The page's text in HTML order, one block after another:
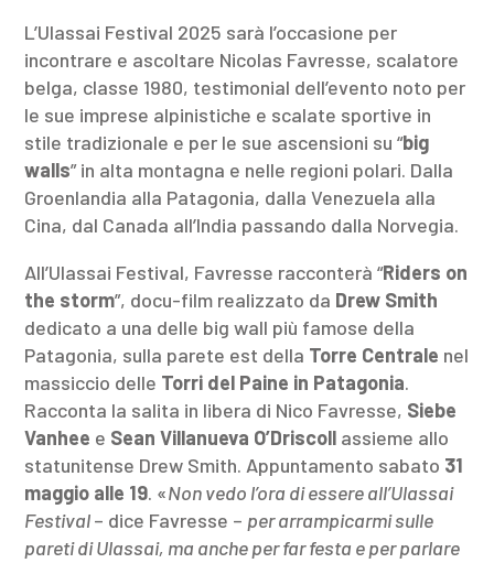
L’Ulassai Festival 2025 sarà l’occasione per
incontrare e ascoltare Nicolas Favresse, scalatore
belga, classe 1980, testimonial dell’evento noto per
le sue imprese alpinistiche e scalate sportive in
stile tradizionale e per le sue ascensioni su “big
walls” in alta montagna e nelle regioni polari. Dalla
Groenlandia alla Patagonia, dalla Venezuela alla
Cina, dal Canada all’India passando dalla Norvegia.
All’Ulassai Festival, Favresse racconterà “Riders on
the storm”, docu-film realizzato da Drew Smith
dedicato a una delle big wall più famose della
Patagonia, sulla parete est della Torre Centrale nel
massiccio delle Torri del Paine in Patagonia.
Racconta la salita in libera di Nico Favresse, Siebe
Vanhee e Sean Villanueva O’Driscoll assieme allo
statunitense Drew Smith. Appuntamento sabato 31
maggio alle 19. «Non vedo l’ora di essere all’Ulassai
Festival– dice Favresse – per arrampicarmi sulle
pareti di Ulassai, ma anche per far festa e per parlare